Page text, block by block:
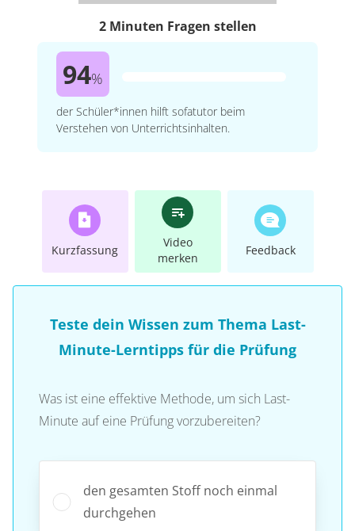
2 Minuten Fragen stellen
94%
der Schüler*innen hilft sofatutor beim
Verstehen von Unterrichtsinhalten.
Kurzfassung
Video
merken
Feedback
Teste dein Wissen zum Thema Last-
Minute-Lerntipps für die Prüfung
Was ist eine effektive Methode, um sich Last-
Minute auf eine Prüfung vorzubereiten?
den gesamten Stoff noch einmal
durchgehen